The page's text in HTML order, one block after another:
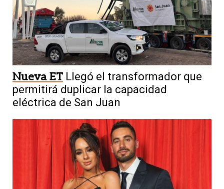
Nueva ET Llegó el transformador que
permitirá duplicar la capacidad
eléctrica de San Juan